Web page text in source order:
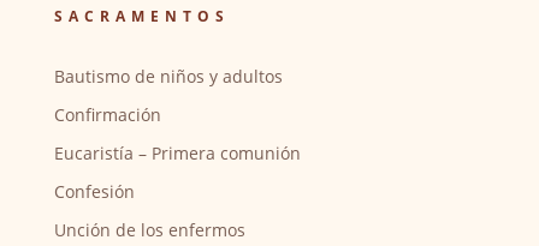
SACRAMENTOS
Bautismo de niños y adultos
Confirmación
Eucaristía – Primera comunión
Confesión
Unción de los enfermos